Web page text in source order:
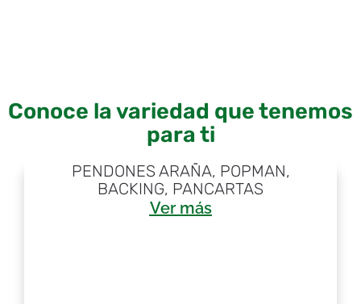
Conoce la variedad que tenemos
para ti
PENDONES ARAÑA, POPMAN,
BACKING, PANCARTAS
Ver más